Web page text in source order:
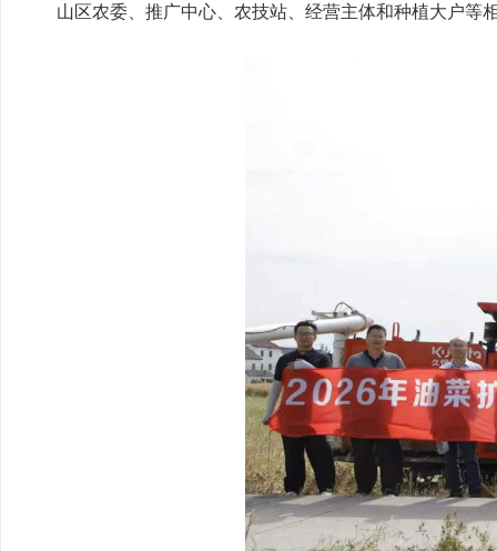
山区农委、推广中心、农技站、经营主体和种植大户等